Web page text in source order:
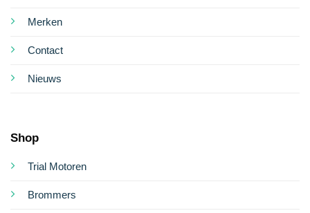
Merken
Contact
Nieuws
Shop
Trial Motoren
Brommers